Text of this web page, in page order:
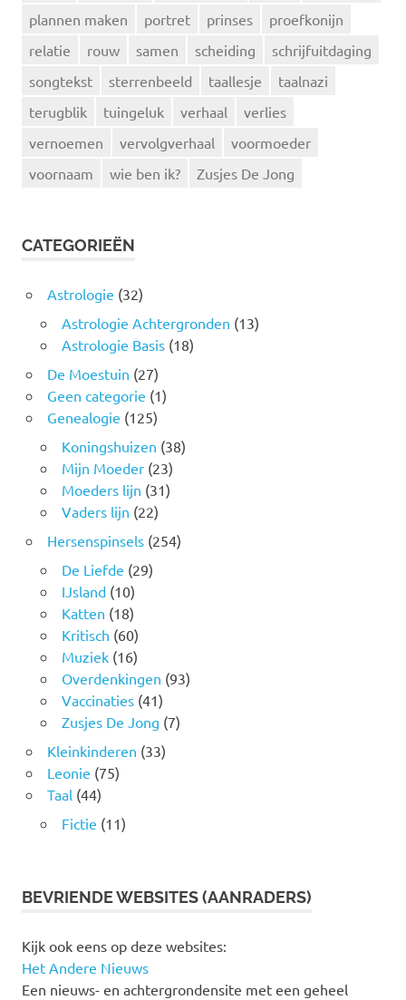
plannen maken portret prinses
proefkonijn
relatie
rouw samen scheiding
schrijfuitdaging
songtekst
sterrenbeeld taallesje
taalnazi
terugblik
tuingeluk verhaal
verlies
vernoemen
vervolgverhaal
voormoeder
voornaam
wie ben ik? Zusjes De Jong
CATEGORIEËN
Astrologie (32)
Astrologie Achtergronden (13)
Astrologie Basis(18)
De Moestuin (27)
Geen categorie (1)
Genealogie (125)
Koningshuizen (38)
Mijn Moeder(23)
Moeders lijn (31)
Vaders lijn (22)
Hersenspinsels(254)
De Liefde (29)
IJsland(10)
Katten (18)
Kritisch (60)
Muziek(16)
Overdenkingen (93)
Vaccinaties(41)
Zusjes De Jong (7)
Kleinkinderen (33)
Leonie (75)
Taal(44)
Fictie (11)
BEVRIENDE WEBSITES (AANRADERS)
Kijk ook eens op deze websites:
Het Andere Nieuws
Een nieuws- en achtergrondensite met een geheel